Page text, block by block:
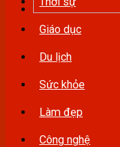
Giáo dục
Du lịch
Sức khỏe
Làm đẹp
Công nghệ